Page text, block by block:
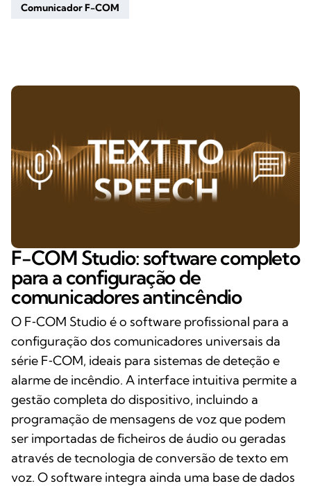
Comunicador F-COM
F-COM Studio: software completo
para a configuração de
comunicadores antincêndio
O F‑COM Studio é o software profissional para a
configuração dos comunicadores universais da
série F‑COM, ideais para sistemas de deteção e
alarme de incêndio. A interface intuitiva permite a
gestão completa do dispositivo, incluindo a
programação de mensagens de voz que podem
ser importadas de ficheiros de áudio ou geradas
através de tecnologia de conversão de texto em
voz. O software integra ainda uma base de dados